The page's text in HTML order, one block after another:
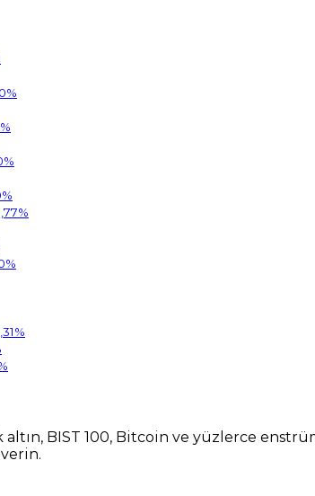
altın, BIST 100, Bitcoin ve yüzlerce